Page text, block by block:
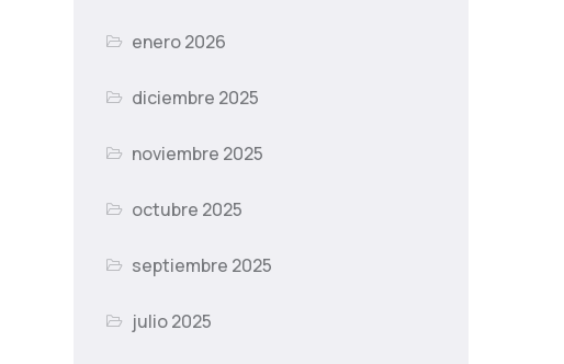
enero 2026
diciembre 2025
noviembre 2025
octubre 2025
septiembre 2025
julio 2025